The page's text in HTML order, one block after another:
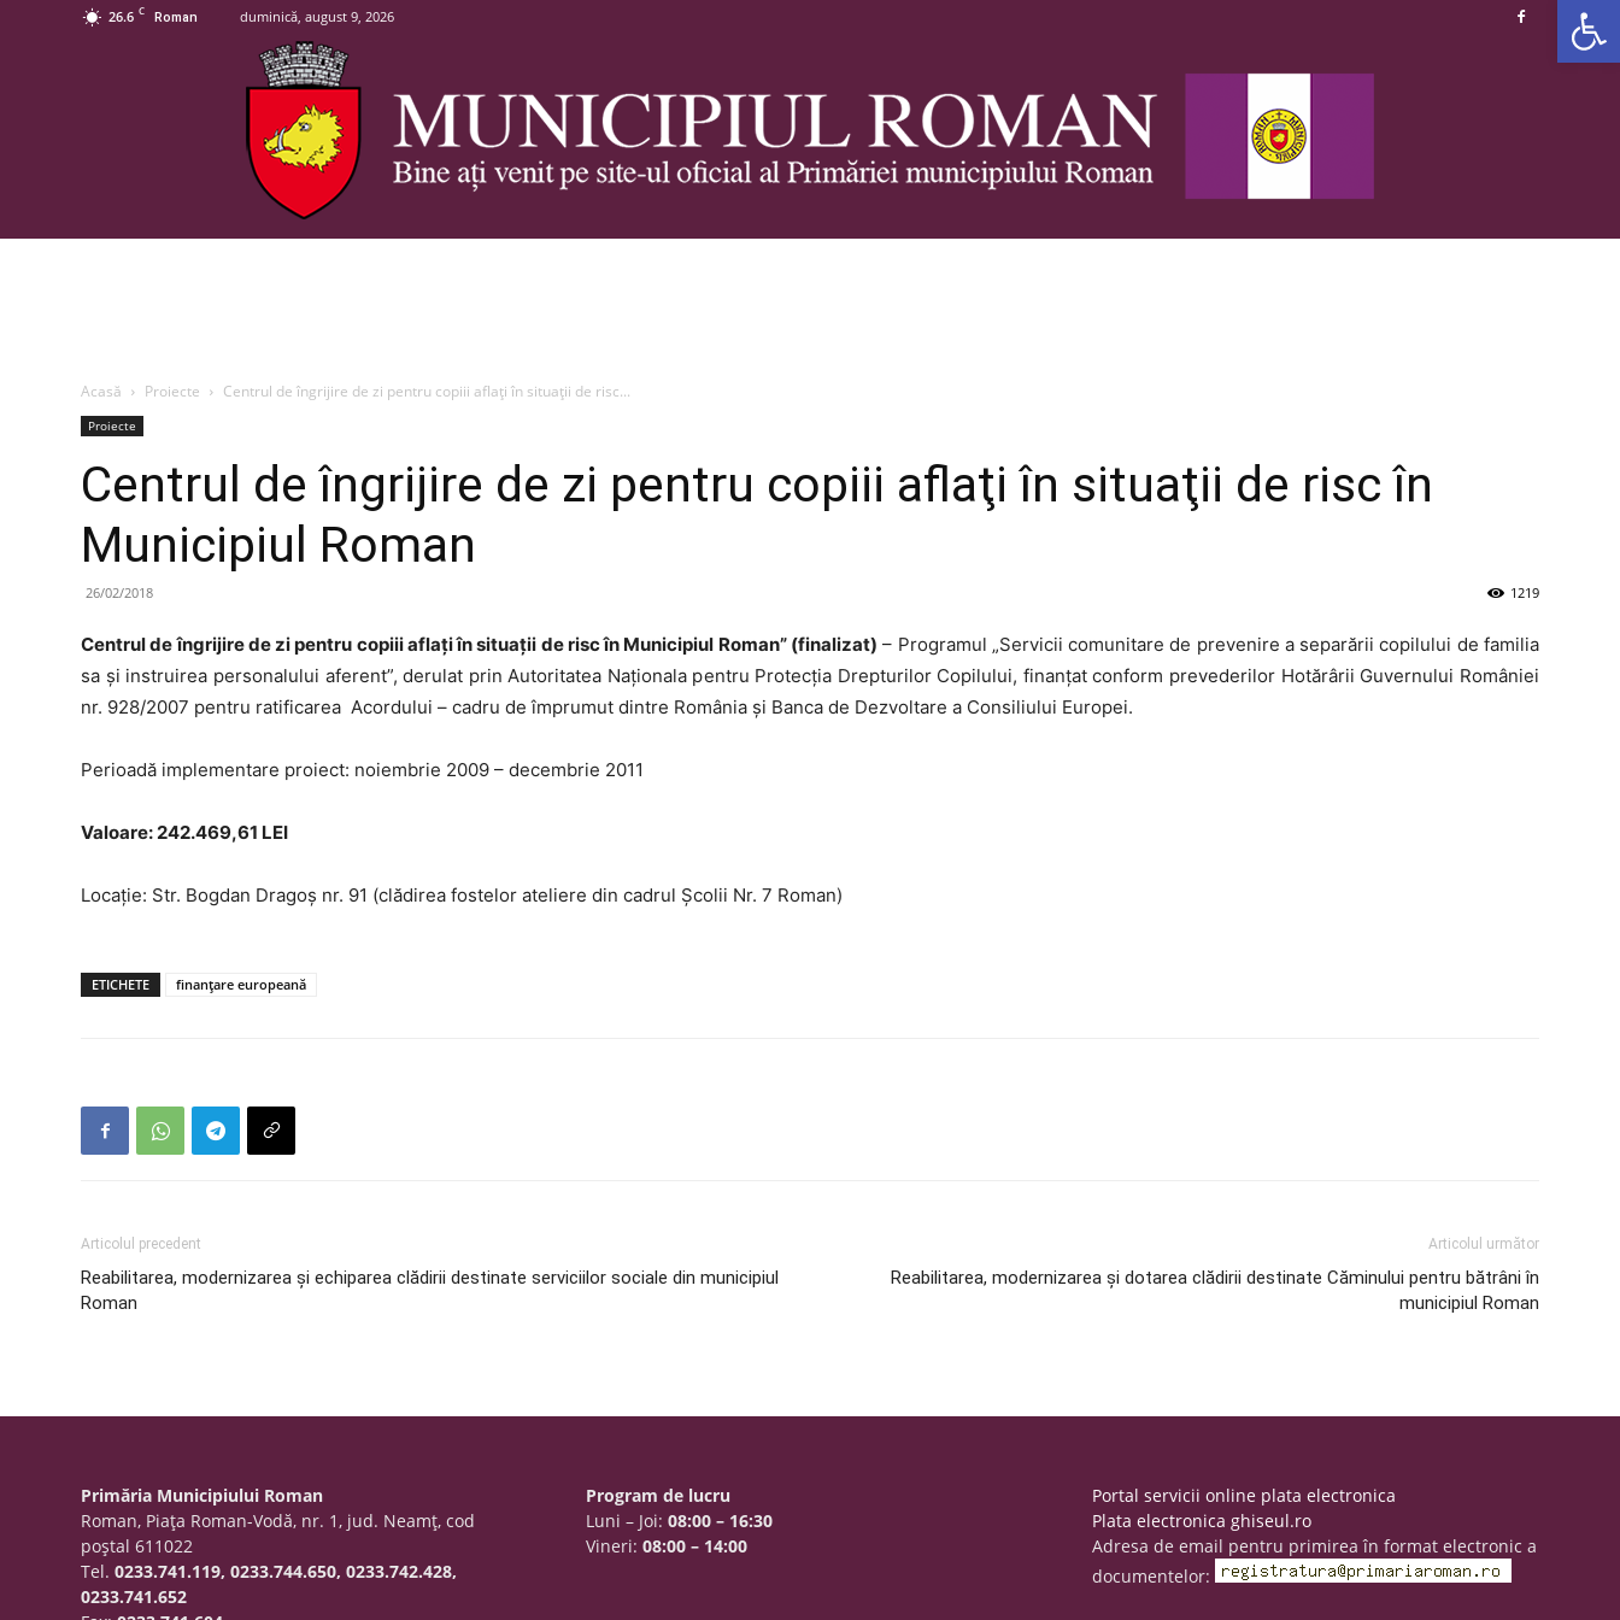
26.6 C Roman duminică, august 9, 2026
Roman
Acasă Proiecte Centrul de îngrijire de zi pentru copiii aflaţi în situaţii de risc...
Proiecte
Centrul de îngrijire de zi pentru copiii aflaţi în situaţii de risc în
Municipiul Roman
26/02/2018 1219
Centrul de îngrijire de zi pentru copiii aflaţi în situaţii de risc în Municipiul Roman” (finalizat) – Programul „Servicii comunitare de prevenire a separării copilului de familia
sa şi instruirea personalului aferent”, derulat prin Autoritatea Naţionala pentru Protecţia Drepturilor Copilului, finanţat conform prevederilor Hotărârii Guvernului României
nr. 928/2007 pentru ratificarea Acordului – cadru de împrumut dintre România şi Banca de Dezvoltare a Consiliului Europei.
Perioadă implementare proiect: noiembrie 2009 – decembrie 2011
Valoare: 242.469,61 LEI
Locaţie: Str. Bogdan Dragoş nr. 91 (clădirea fostelor ateliere din cadrul Şcolii Nr. 7 Roman)
ETICHETE finanţare europeană
Articolul precedent
Reabilitarea, modernizarea şi echiparea clădirii destinate serviciilor sociale din municipiul
Roman
Articolul următor
Reabilitarea, modernizarea şi dotarea clădirii destinate Căminului pentru bătrâni în
municipiul Roman
Primăria Municipiului Roman
Roman, Piaţa Roman-Vodă, nr. 1, jud. Neamţ, cod
poştal 611022
Tel.0233.741.119, 0233.744.650, 0233.742.428,
0233.741.652
Program de lucru
Luni – Joi:08:00 – 16:30
Vineri:08:00 – 14:00
Portal servicii online plata electronica
Plata electronica ghiseul.ro
Adresa de email pentru primirea în format electronic a
documentelor: